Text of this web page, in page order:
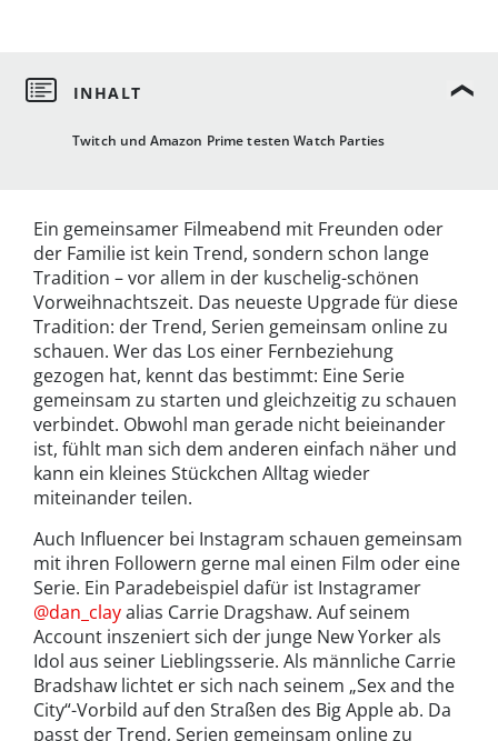
Twitch und Amazon Prime testen Watch Parties
Ein gemeinsamer Filmeabend mit Freunden oder
der Familie ist kein Trend, sondern schon lange
Tradition – vor allem in der kuschelig-schönen
Vorweihnachtszeit. Das neueste Upgrade für diese
Tradition: der Trend, Serien gemeinsam online zu
schauen. Wer das Los einer Fernbeziehung
gezogen hat, kennt das bestimmt: Eine Serie
gemeinsam zu starten und gleichzeitig zu schauen
verbindet. Obwohl man gerade nicht beieinander
ist, fühlt man sich dem anderen einfach näher und
kann ein kleines Stückchen Alltag wieder
miteinander teilen.
Auch Influencer bei Instagram schauen gemeinsam
mit ihren Followern gerne mal einen Film oder eine
Serie. Ein Paradebeispiel dafür ist Instagramer
@dan_clayalias Carrie Dragshaw. Auf seinem
Account inszeniert sich der junge New Yorker als
Idol aus seiner Lieblingsserie. Als männliche Carrie
Bradshaw lichtet er sich nach seinem „Sex and the
City“-Vorbild auf den Straßen des Big Apple ab. Da
passt der Trend, Serien gemeinsam online zu